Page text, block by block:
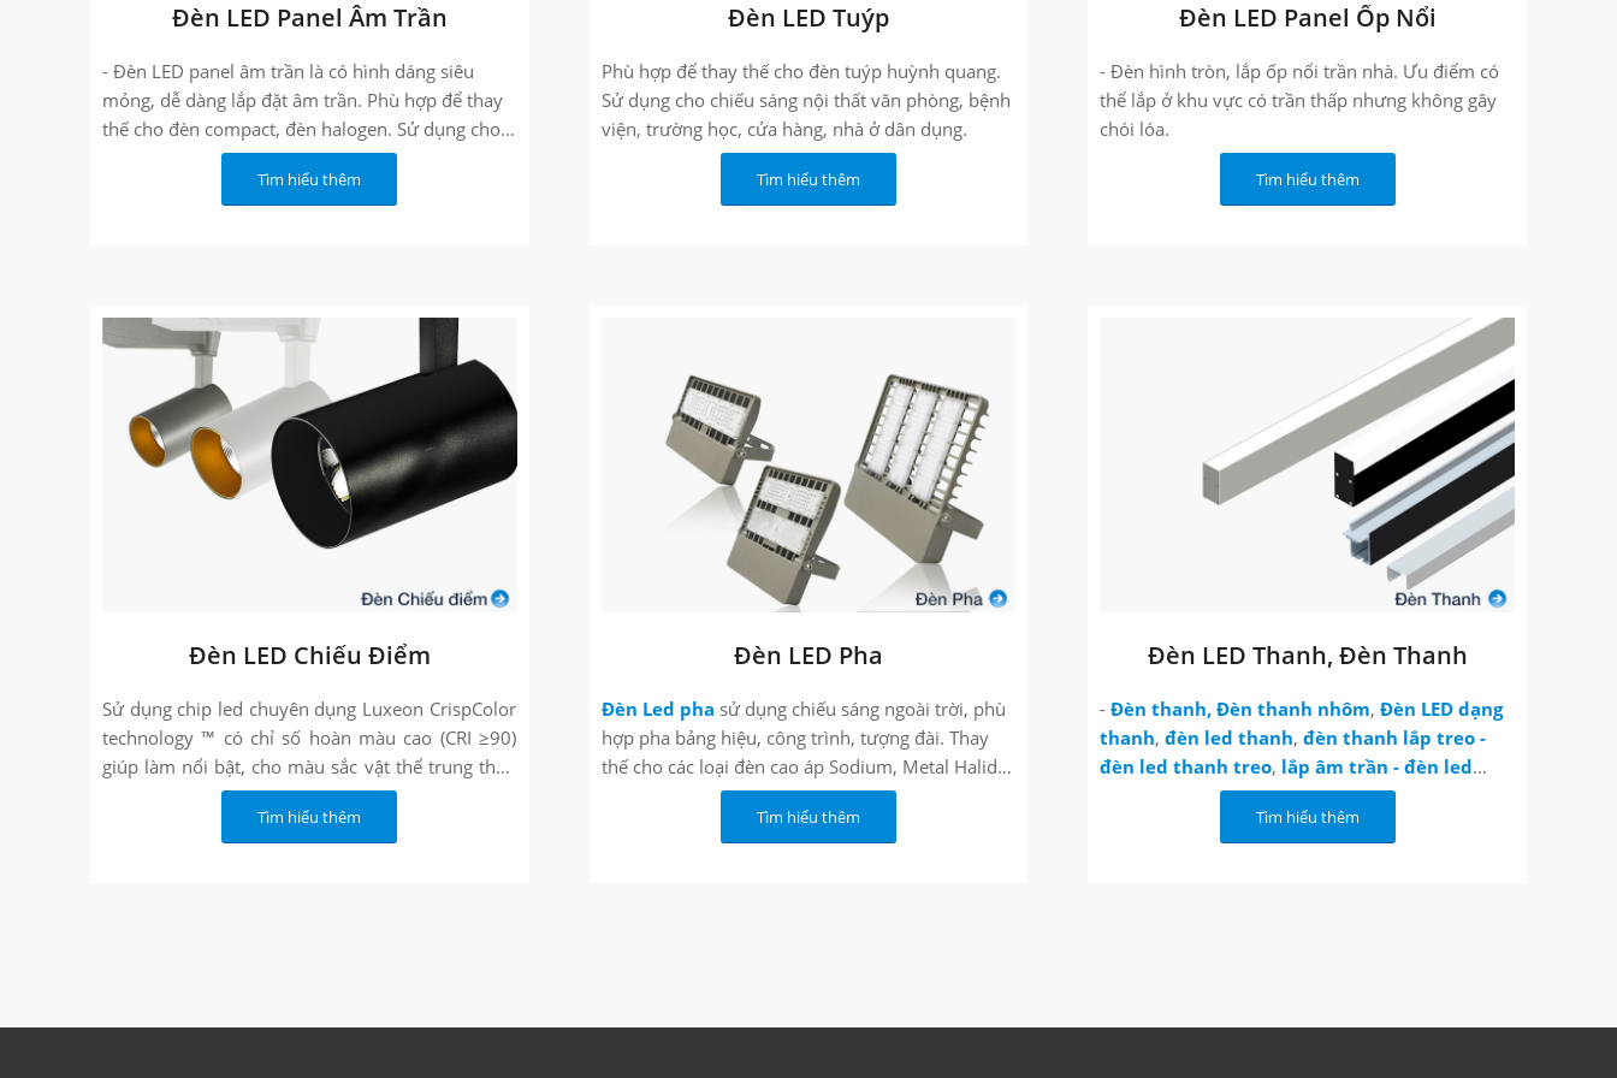
Đèn LED Panel Âm Trần
- Đèn LED panel âm trần là có hình dáng siêu
mỏng, dễ dàng lắp đặt âm trần. Phù hợp để thay
thế cho đèn compact, đèn halogen. Sử dụng cho
chiếu sáng nội thất, nhà ở dân dụng, văn phòng,
bệnh viện, khách sạn, cửa hàng
- Tuổi thọ lên đến 50,000 giờ
Tìm hiểu thêm
Đèn LED Tuýp
Phù hợp để thay thế cho đèn tuýp huỳnh quang.
Sử dụng cho chiếu sáng nội thất văn phòng, bệnh
viện, trường học, cửa hàng, nhà ở dân dụng.
Tìm hiểu thêm
Đèn LED Panel Ốp Nổi
- Đèn hình tròn, lắp ốp nổi trần nhà. Ưu điểm có
thể lắp ở khu vực có trần thấp nhưng không gây
chói lóa.
- Phù hợp để thay thế cho đèn compact, đèn
Tìm hiểu thêm
Đèn LED Chiếu Điểm
Sử dụng chip led chuyên dụng Luxeon CrispColor
technology ™ có chỉ số hoàn màu cao (CRI ≥90)
giúp làm nổi bật, cho màu sắc vật thể trung thưc
phù hợp cho chiếu sáng sản phẩm trừng bày, sản
Tìm hiểu thêm
Đèn LED Pha
Đèn Led pha sử dụng chiếu sáng ngoài trời, phù
hợp pha bảng hiệu, công trình, tượng đài. Thay
thế cho các loại đèn cao áp Sodium, Metal Halide,
Tuổi thọ lên đến: 50.000 giờ chiếu sáng
Tìm hiểu thêm
Đèn LED Thanh, Đèn Thanh
-Đèn thanh, Đèn thanh nhôm,Đèn LED dạng
thanh,đèn led thanh,đèn thanh lắp treo -
đèn led thanh treo, lắp âm trần - đèn led
. Sử dụng cho chiếu sáng nội thất văn
phòng, phòng họp, cửa hàng, nhà ở dân dụng.
nhận thiết kế đèn thanh, đèn led thanh
Tìm hiểu thêm